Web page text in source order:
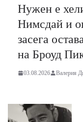
Нужен е
Нимсдай и
засега
на Броуд
03.08.2026 Валерия